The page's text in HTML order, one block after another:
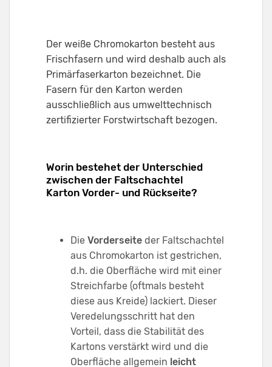
Der weiße Chromokarton besteht aus
Frischfasern und wird deshalb auch als
Primärfaserkarton bezeichnet. Die
Fasern für den Karton werden
ausschließlich aus umwelttechnisch
zertifizierter Forstwirtschaft bezogen.
Worin bestehet der Unterschied
zwischen der Faltschachtel
Karton Vorder- und Rückseite?
Die Vorderseite der Faltschachtel
aus Chromokarton ist gestrichen,
d.h. die Oberfläche wird mit einer
Streichfarbe (oftmals besteht
diese aus Kreide) lackiert. Dieser
Veredelungsschritt hat den
Vorteil, dass die Stabilität des
Kartons verstärkt wird und die
Oberfläche allgemein leicht